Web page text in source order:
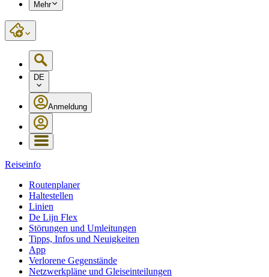
Mehr
DE
Anmeldung
Reiseinfo
Routenplaner
Haltestellen
Linien
De Lijn Flex
Störungen und Umleitungen
Tipps, Infos und Neuigkeiten
App
Verlorene Gegenstände
Netzwerkpläne und Gleiseinteilungen